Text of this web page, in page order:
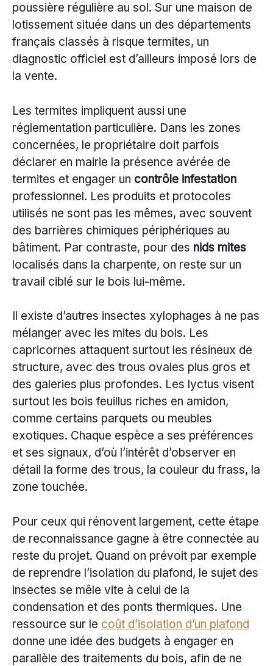
poussière régulière au sol. Sur une maison de
lotissement située dans un des départements
français classés à risque termites, un
diagnostic officiel est d’ailleurs imposé lors de
la vente.
Les termites impliquent aussi une
réglementation particulière. Dans les zones
concernées, le propriétaire doit parfois
déclarer en mairie la présence avérée de
termites et engager un contrôle infestation
professionnel. Les produits et protocoles
utilisés ne sont pas les mêmes, avec souvent
des barrières chimiques périphériques au
bâtiment. Par contraste, pour des nids mites
localisés dans la charpente, on reste sur un
travail ciblé sur le bois lui-même.
Il existe d’autres insectes xylophages à ne pas
mélanger avec les mites du bois. Les
capricornes attaquent surtout les résineux de
structure, avec des trous ovales plus gros et
des galeries plus profondes. Les lyctus visent
surtout les bois feuillus riches en amidon,
comme certains parquets ou meubles
exotiques. Chaque espèce a ses préférences
et ses signaux, d’où l’intérêt d’observer en
détail la forme des trous, la couleur du frass, la
zone touchée.
Pour ceux qui rénovent largement, cette étape
de reconnaissance gagne à être connectée au
reste du projet. Quand on prévoit par exemple
de reprendre l’isolation du plafond, le sujet des
insectes se mêle vite à celui de la
condensation et des ponts thermiques. Une
ressource sur le coût d’isolation d’un plafond
donne une idée des budgets à engager en
parallèle des traitements du bois, afin de ne